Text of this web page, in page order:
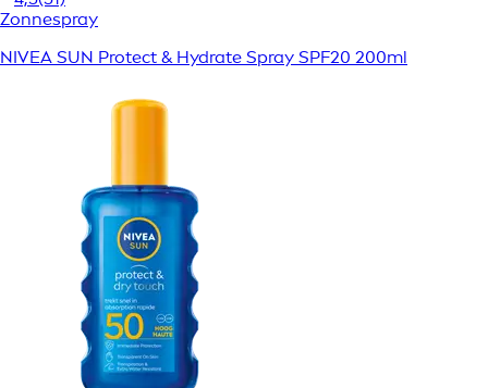
Zonnespray
NIVEA SUN Protect & Hydrate Spray SPF20 200ml